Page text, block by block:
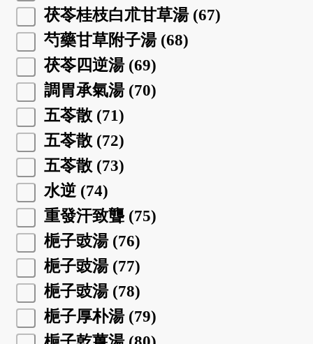
茯苓桂枝白朮甘草湯 (67)
芍藥甘草附子湯 (68)
茯苓四逆湯 (69)
調胃承氣湯 (70)
五苓散 (71)
五苓散 (72)
五苓散 (73)
水逆 (74)
重發汗致聾 (75)
梔子豉湯 (76)
梔子豉湯 (77)
梔子豉湯 (78)
梔子厚朴湯 (79)